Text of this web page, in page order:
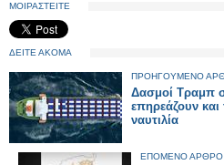
ΜΟΙΡΑΣΤΕΙΤΕ
ΔΕΙΤΕ ΑΚΟΜΑ
ΠΡΟΗΓΟΥΜΕΝΟ
Δασμοί Τραμπ
επηρεάζουν και
ναυτιλία
ΕΠΟΜΕΝΟ ΑΡΘΡΟ